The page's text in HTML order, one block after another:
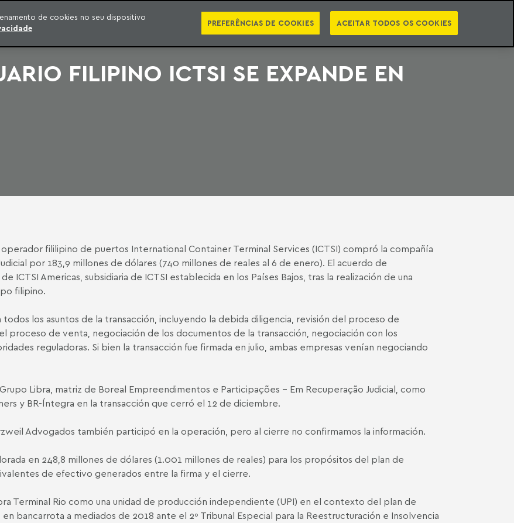
SÉRIES PUBLICAÇÕES EBOOKS PODCASTS NEWSLETTER VIDEOCASTS PT EN CATEGORIAS
FILIPINO ICTSI SE EXPANDE EN
fililipino de puertos International Container Terminal Services (ICTSI) compró la compañía
por 183,9 millones de dólares (740 millones de reales al 6 de enero). El acuerdo de
ICTSI Americas, subsidiaria de ICTSI establecida en los Países Bajos, tras la realización de una
filipino.
los asuntos de la transacción, incluyendo la debida diligencia, revisión del proceso de
proceso de venta, negociación de los documentos de la transacción, negociación con los
reguladoras. Si bien la transacción fue firmada en julio, ambas empresas venían negociando
Libra, matriz de Boreal Empreendimentos e Participações - Em Recuperação Judicial, como
y BR-Íntegra en la transacción que cerró el 12 de diciembre.
Advogados también participó en la operación, pero al cierre no confirmamos la información.
en 248,8 millones de dólares (1.001 millones de reales) para los propósitos del plan de
de efectivo generados entre la firma y el cierre.
Terminal Rio como una unidad de producción independiente (UPI) en el contexto del plan de
bancarrota a mediados de 2018 ante el 2º Tribunal Especial para la Reestructuración e Insolvencia
de cookies no seu dispositivo
PREFERÊNCIAS DE COOKIES ACEITAR TODOS OS COOKIES